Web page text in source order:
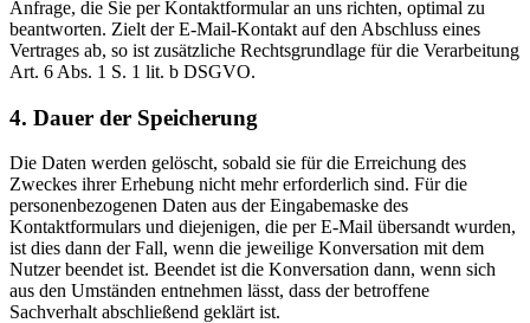
Anfrage, die Sie per Kontaktformular an uns richten, optimal zu
beantworten. Zielt der E-Mail-Kontakt auf den Abschluss eines
Vertrages ab, so ist zusätzliche Rechtsgrundlage für die Verarbeitung
Art. 6 Abs. 1 S. 1 lit. b DSGVO.
4. Dauer der Speicherung
Die Daten werden gelöscht, sobald sie für die Erreichung des
Zweckes ihrer Erhebung nicht mehr erforderlich sind. Für die
personenbezogenen Daten aus der Eingabemaske des
Kontaktformulars und diejenigen, die per E-Mail übersandt wurden,
ist dies dann der Fall, wenn die jeweilige Konversation mit dem
Nutzer beendet ist. Beendet ist die Konversation dann, wenn sich
aus den Umständen entnehmen lässt, dass der betroffene
Sachverhalt abschließend geklärt ist.